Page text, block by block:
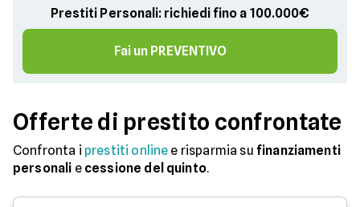
Prestiti Personali: richiedi fino a 100.000€
Fai un PREVENTIVO
Offerte di prestito confrontate
Confronta i prestiti online e risparmia su finanziamenti
personali e cessione del quinto.